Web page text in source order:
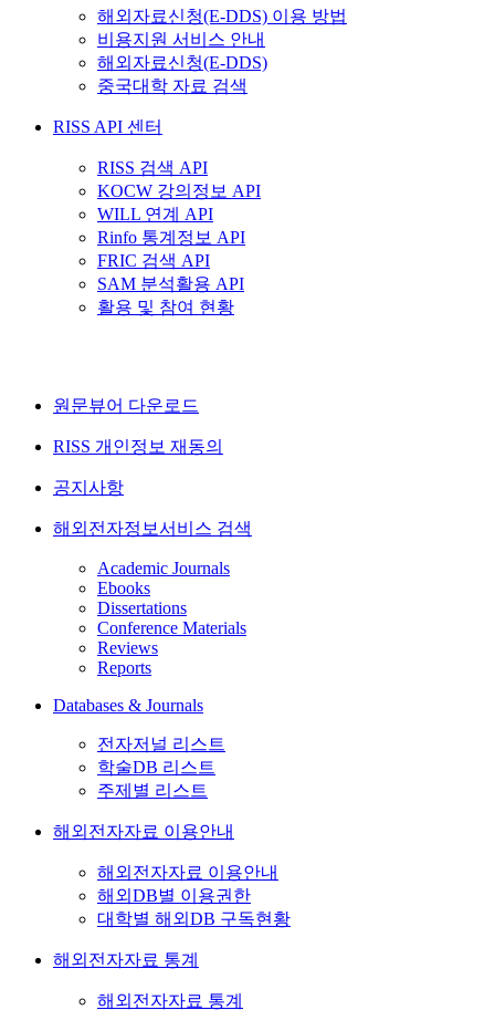
해외자료신청(E-DDS) 이용 방법
비용지원 서비스 안내
해외자료신청(E-DDS)
중국대학 자료 검색
RISS API 센터
RISS 검색 API
KOCW 강의정보 API
WILL 연계 API
Rinfo 통계정보 API
FRIC 검색 API
SAM 분석활용 API
활용 및 참여 현황
원문뷰어 다운로드
RISS 개인정보 재동의
공지사항
해외전자정보서비스 검색
Academic Journals
Ebooks
Dissertations
Conference Materials
Reviews
Reports
Databases & Journals
전자저널 리스트
학술DB 리스트
주제별 리스트
해외전자자료 이용안내
해외전자자료 이용안내
해외DB별 이용권한
대학별 해외DB 구독현황
해외전자자료 통계
해외전자자료 통계